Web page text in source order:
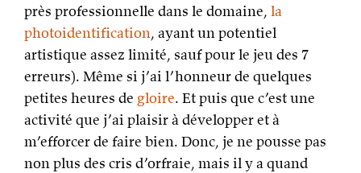
près professionnelle dans le domaine, la
photoidentification, ayant un potentiel
artistique assez limité, sauf pour le jeu des 7
erreurs). Même si j’ai l’honneur de quelques
petites heures de gloire. Et puis que c’est une
activité que j’ai plaisir à développer et à
m’efforcer de faire bien. Donc, je ne pousse pas
non plus des cris d’orfraie, mais il y a quand